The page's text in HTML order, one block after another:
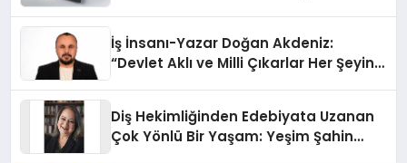
İş İnsanı-Yazar Doğan Akdeniz:
“Devlet Aklı ve Milli Çıkarlar Her Şeyin
Diş Hekimliğinden Edebiyata Uzanan
Çok Yönlü Bir Yaşam: Yeşim Şahin